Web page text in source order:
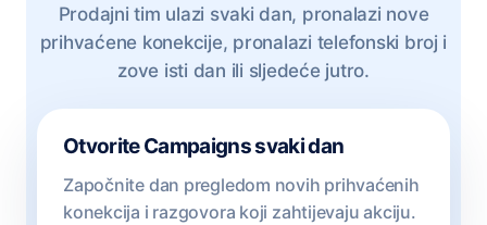
Prodajni tim ulazi svaki dan, pronalazi nove
prihvaćene konekcije, pronalazi telefonski broj i
zove isti dan ili sljedeće jutro.
Otvorite Campaigns svaki dan
Započnite dan pregledom novih prihvaćenih
konekcija i razgovora koji zahtijevaju akciju.